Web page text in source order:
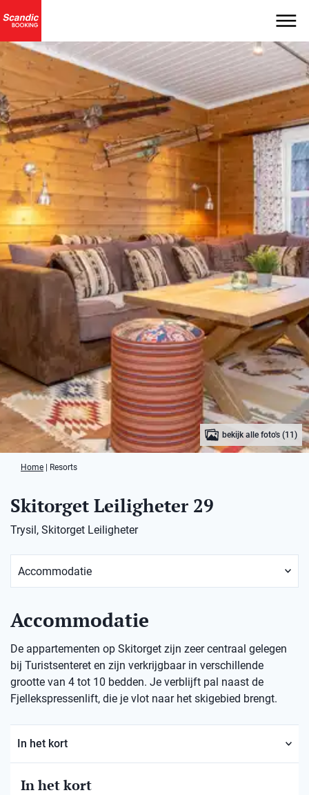
bekijk alle foto's (11)
Home Resorts
Skitorget Leiligheter 29
Trysil, Skitorget Leiligheter
Accommodatie
De appartementen op Skitorget zijn zeer centraal gelegen
bij Turistsenteret en zijn verkrijgbaar in verschillende
grootte van 4 tot 10 bedden. Je verblijft pal naast de
Fjellekspressenlift, die je vlot naar het skigebied brengt.
In het kort
In het kort